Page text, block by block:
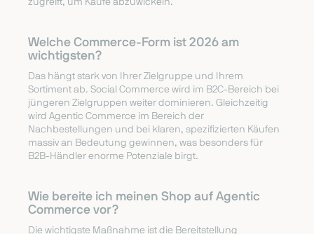
zugreift, um Käufe abzuwickeln.
Welche Commerce-Form ist 2026 am
wichtigsten?
Das hängt stark von Ihrer Zielgruppe und Ihrem
Sortiment ab. Social Commerce wird im B2C-Bereich bei
jüngeren Zielgruppen weiter dominieren. Gleichzeitig
wird Agentic Commerce im Bereich der
Nachbestellungen und bei klaren, spezifizierten Käufen
massiv an Bedeutung gewinnen, was besonders für
B2B-Händler enorme Potenziale birgt.
Wie bereite ich meinen Shop auf Agentic
Commerce vor?
Die wichtigste Maßnahme ist die Bereitstellung